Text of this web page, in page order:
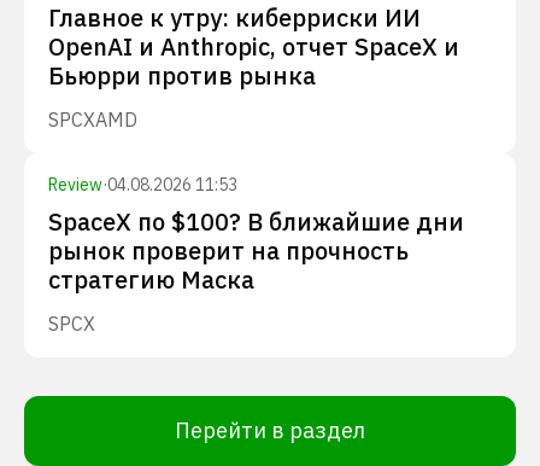
Главное к утру: киберриски ИИ
OpenAI и Anthropic, отчет SpaceX и
Бьюрри против рынка
SPCXAMD
Review·04.08.2026 11:53
SpaceX по $100? В ближайшие дни
рынок проверит на прочность
стратегию Маска
SPCX
Перейти в раздел